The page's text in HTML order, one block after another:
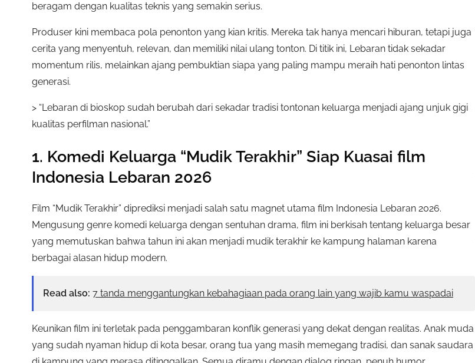
beragam dengan kualitas teknis yang semakin serius.
Produser kini membaca pola penonton yang kian kritis. Mereka tak hanya mencari hiburan, tetapi juga
cerita yang menyentuh, relevan, dan memiliki nilai ulang tonton. Di titik ini, Lebaran tidak sekadar
momentum rilis, melainkan ajang pembuktian siapa yang paling mampu meraih hati penonton lintas
generasi.
> “Lebaran di bioskop sudah berubah dari sekadar tradisi tontonan keluarga menjadi ajang unjuk gigi
kualitas perfilman nasional.”
1. Komedi Keluarga “Mudik Terakhir” Siap Kuasai film
Indonesia Lebaran 2026
Film “Mudik Terakhir” diprediksi menjadi salah satu magnet utama film Indonesia Lebaran 2026.
Mengusung genre komedi keluarga dengan sentuhan drama, film ini berkisah tentang keluarga besar
yang memutuskan bahwa tahun ini akan menjadi mudik terakhir ke kampung halaman karena
berbagai alasan hidup modern.
Read also: 7 tanda menggantungkan kebahagiaan pada orang lain yang wajib kamu waspadai
Keunikan film ini terletak pada penggambaran konflik generasi yang dekat dengan realitas. Anak muda
yang sudah nyaman hidup di kota besar, orang tua yang masih memegang tradisi, dan sanak saudara